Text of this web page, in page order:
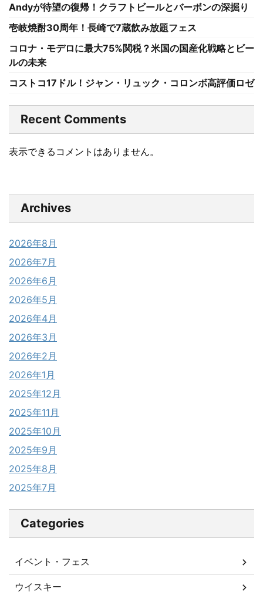
Andyが待望の復帰！クラフトビールとバーボンの深掘り
壱岐焼酎30周年！長崎で7蔵飲み放題フェス
コロナ・モデロに最大75%関税？米国の国産化戦略とビー
ルの未来
コストコ17ドル！ジャン・リュック・コロンボ高評価ロゼ
Recent Comments
表示できるコメントはありません。
Archives
2026年8月
2026年7月
2026年6月
2026年5月
2026年4月
2026年3月
2026年2月
2026年1月
2025年12月
2025年11月
2025年10月
2025年9月
2025年8月
2025年7月
Categories
イベント・フェス
ウイスキー